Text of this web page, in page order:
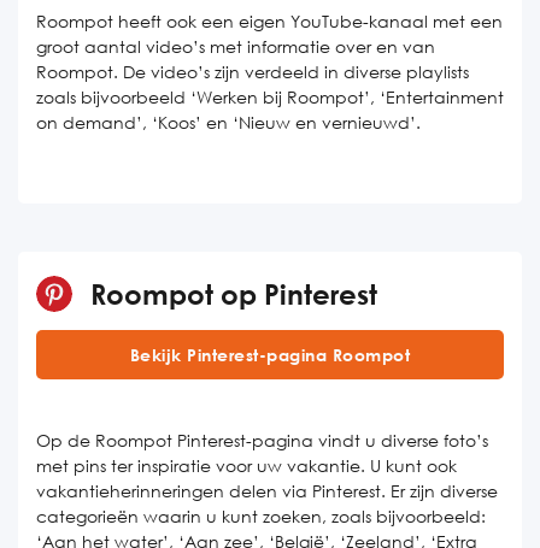
Roompot heeft ook een eigen YouTube-kanaal met een
groot aantal video’s met informatie over en van
Roompot. De video’s zijn verdeeld in diverse playlists
zoals bijvoorbeeld ‘Werken bij Roompot’, ‘Entertainment
on demand’, ‘Koos’ en ‘Nieuw en vernieuwd’.
Roompot op Pinterest
Bekijk Pinterest-pagina Roompot
Op de Roompot Pinterest-pagina vindt u diverse foto’s
met pins ter inspiratie voor uw vakantie. U kunt ook
vakantieherinneringen delen via Pinterest. Er zijn diverse
categorieën waarin u kunt zoeken, zoals bijvoorbeeld:
‘Aan het water’, ‘Aan zee’, ‘België’, ‘Zeeland’, ‘Extra